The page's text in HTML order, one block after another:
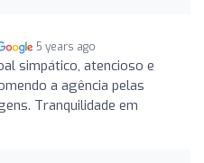
5 years ago
simpático, atencioso e
a agência pelas
Tranquilidade em